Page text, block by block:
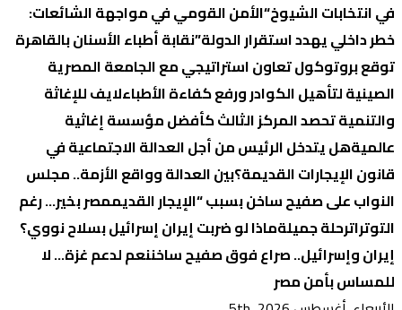
في انتخابات الشيوخ“الأمن القومي في مواجهة الشائعات:
خطر داخلي يهدد استقرار الدولة”نقابة أطباء الأسنان بالقاهرة
توقع بروتوكول تعاون استراتيجي مع الجامعة المصرية
الصينية لتأهيل الكوادر ورفع كفاءة الأطباءلايف للإغاثة
والتنمية تحصد المركز الثالث كأفضل مؤسسة إغاثية
عالميةهل يتدخل الرئيس من أجل العدالة الاجتماعية في
قانون الإيجارات القديمة؟بين العدالة وواقع الأزمة.. مجلس
النواب على صفيح ساخن بسبب “الإيجار القديممصر بخير… رغم
التوتراترحلة جميلةماذا لو ضربت إيران إسرائيل بسلاح نووي؟
إيران وإسرائيل.. صراع فوق صفيح ساخننعم لدعم غزة… لا
للمساس بأمن مصر